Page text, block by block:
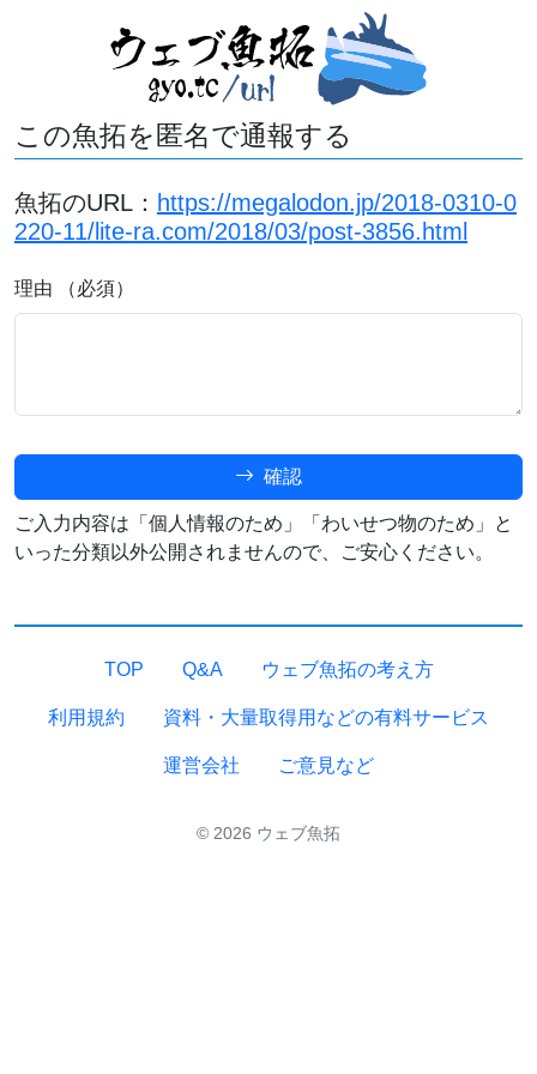
この魚拓を匿名で通報する
魚拓のURL： https://megalodon.jp/2018-0310-0
220-11/lite-ra.com/2018/03/post-3856.html
理由 （必須）
確認
ご入力内容は「個人情報のため」「わいせつ物のため」と
いった分類以外公開されませんので、ご安心ください。
TOP Q&A ウェブ魚拓の考え方
利用規約 資料・大量取得用などの有料サービス
運営会社 ご意見など
© 2026 ウェブ魚拓